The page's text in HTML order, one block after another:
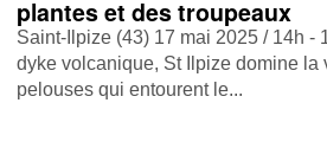
plantes et des troupeaux
Saint-Ilpize (43) 17 mai 2025 / 14h -
dyke volcanique, St Ilpize domine la
pelouses qui entourent le...